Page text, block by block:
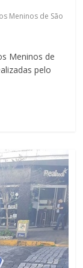
Meninos de São
Meninos de
pelo